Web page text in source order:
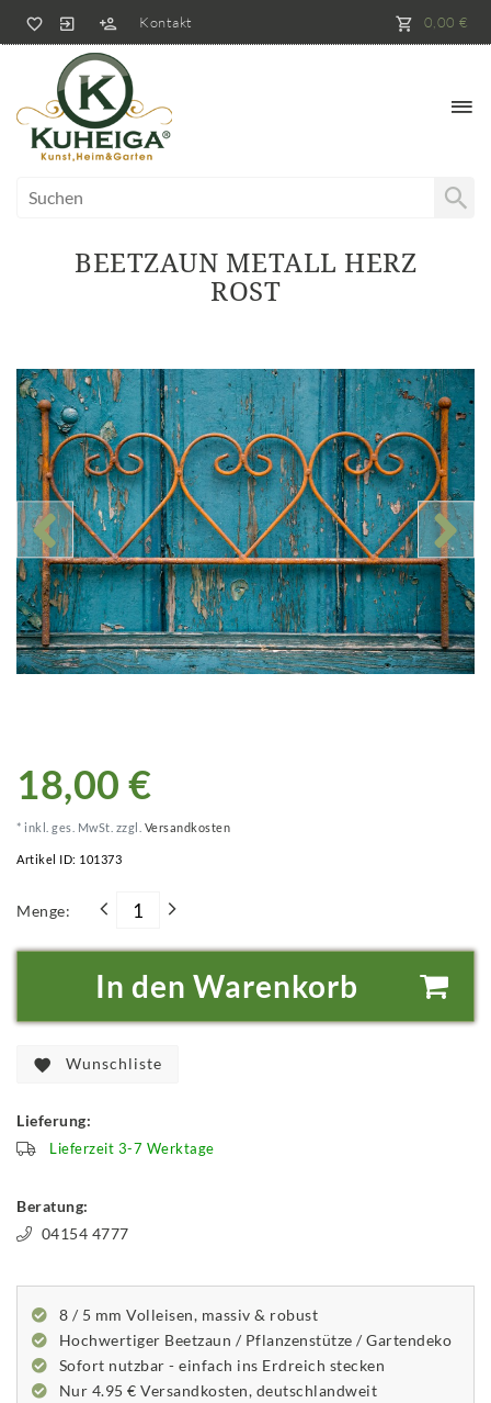
Kontakt 0,00 €
BEETZAUN METALL HERZ
ROST
18,00 €
* inkl. ges. MwSt. zzgl. Versandkosten
Artikel ID: 101373
Menge:
In den Warenkorb
Wunschliste
Lieferung:
Lieferzeit 3-7 Werktage
Beratung:
04154 4777
8 / 5 mm Volleisen, massiv & robust
Hochwertiger Beetzaun / Pflanzenstütze / Gartendeko
Sofort nutzbar - einfach ins Erdreich stecken
Nur 4.95 € Versandkosten, deutschlandweit